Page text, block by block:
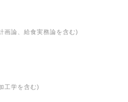
画論、給食実務論を含む)
工学を含む)